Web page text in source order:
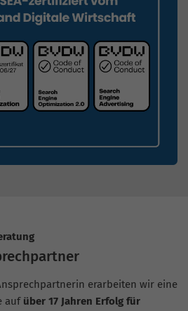
erarbeiten wir eine
auf über 17 Jahren Erfolg für